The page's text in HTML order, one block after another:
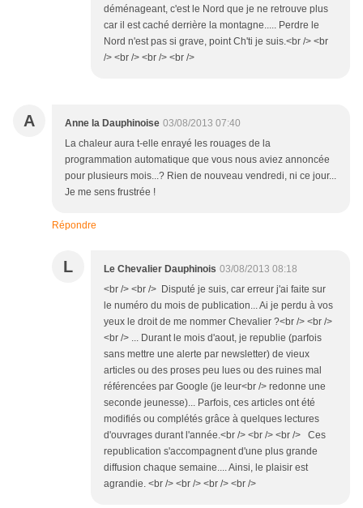
déménageant, c'est le Nord que je ne retrouve plus
car il est caché derrière la montagne..... Perdre le
Nord n'est pas si grave, point Ch'ti je suis.<br /> <br
/> <br /> <br /> <br />
A Anne la Dauphinoise 03/08/2013 07:40
La chaleur aura t-elle enrayé les rouages de la
programmation automatique que vous nous aviez annoncée
pour plusieurs mois...? Rien de nouveau vendredi, ni ce jour...
Je me sens frustrée !
Répondre
L Le Chevalier Dauphinois 03/08/2013 08:18
<br /> <br /> Disputé je suis, car erreur j'ai faite sur
le numéro du mois de publication... Ai je perdu à vos
yeux le droit de me nommer Chevalier ?<br /> <br />
<br /> ... Durant le mois d'aout, je republie (parfois
sans mettre une alerte par newsletter) de vieux
articles ou des proses peu lues ou des ruines mal
référencées par Google (je leur<br /> redonne une
seconde jeunesse)... Parfois, ces articles ont été
modifiés ou complétés grâce à quelques lectures
d'ouvrages durant l'année.<br /> <br /> <br /> Ces
republication s'accompagnent d'une plus grande
diffusion chaque semaine.... Ainsi, le plaisir est
agrandie. <br /> <br /> <br /> <br />